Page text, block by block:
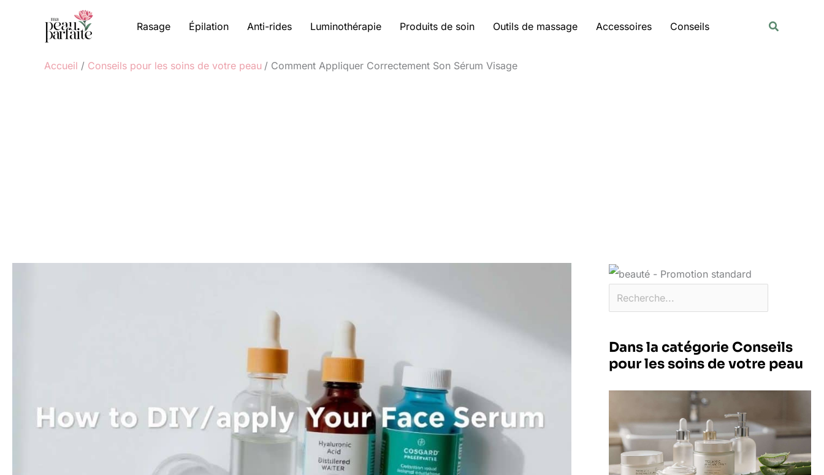
Rasage Épilation Anti-rides Luminothérapie Produits de soin Outils de massage Accessoires Conseils
Accueil Conseils pour les soins de votre peau Comment Appliquer Correctement Son Sérum Visage
Dans la catégorie Conseils
pour les soins de votre peau